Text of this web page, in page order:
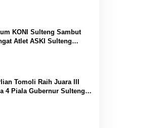
KONI Sulteng Sambut
Atlet ASKI Sulteng
Tomoli Raih Juara III
4 Piala Gubernur Sulteng